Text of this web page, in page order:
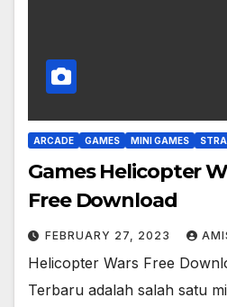
ARCADE GAMES MINI GAMES
Games Helicopter
Free Download
FEBRUARY 27, 2023
Helicopter Wars Free
Terbaru adalah salah satu